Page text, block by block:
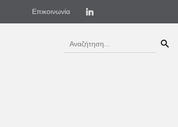
Επικοινωνία
Search
for: